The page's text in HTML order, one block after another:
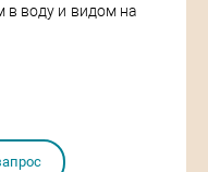
в воду и видом на